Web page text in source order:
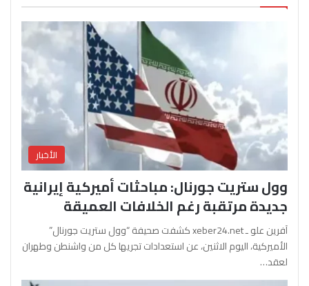
الأخبار
وول ستريت جورنال: مباحثات أميركية إيرانية
جديدة مرتقبة رغم الخلافات العميقة
آفرين علو ـ xeber24.net كشفت صحيفة “وول ستريت جورنال”
الأميركية، اليوم الاثنين، عن استعدادات تجريها كل من واشنطن وطهران
لعقد…